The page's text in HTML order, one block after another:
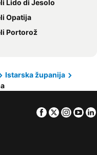
Lido di Jesolo
Opatija
Portorož
Istarska županija
Facebook
Twitter